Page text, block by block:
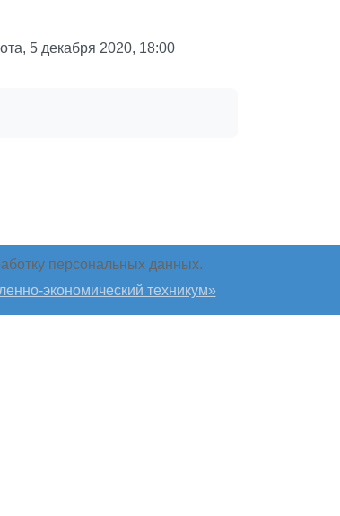
5 декабря 2020, 18:00
персональных данных.
экономический техникум»